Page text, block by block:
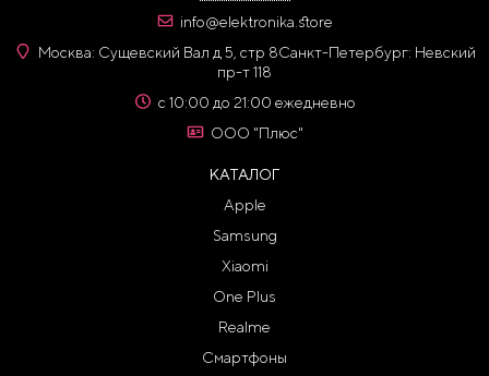
info@elektronika.store
Москва: Сущевский Вал д 5, стр 8Санкт-Петербург: Невский
пр-т 118
с 10:00 до 21:00 ежедневно
ООО "Плюс"
КАТАЛОГ
Apple
Samsung
Xiaomi
One Plus
Realme
Смартфоны